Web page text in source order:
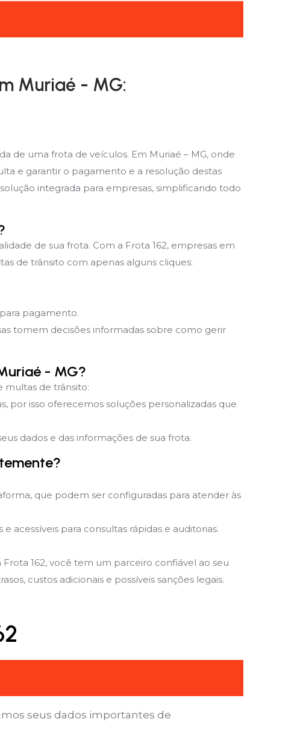
Muriaé - MG:
de uma frota de veículos. Em Muriaé – MG, onde
e garantir o pagamento e a resolução destas
integrada para empresas, simplificando todo
de sua frota. Com a Frota 162, empresas em
de trânsito com apenas alguns cliques:
pagamento.
tomem decisões informadas sobre como gerir
- MG?
multas de trânsito:
por isso oferecemos soluções personalizadas que
dados e das informações de sua frota.
que podem ser configuradas para atender às
acessíveis para consultas rápidas e auditorias.
162, você tem um parceiro confiável ao seu
custos adicionais e possíveis sanções legais.
seus dados importantes de